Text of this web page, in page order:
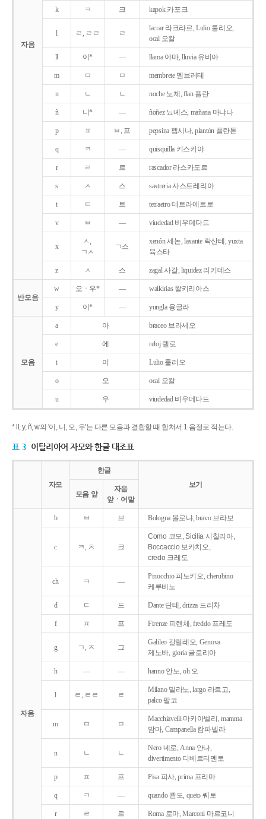
자음
k ㅋ 크 kapok 카포크
l ㄹ, ㄹㄹ ㄹ
lacrar 라크라르, Lulio 룰리오,
ocal 오칼
ll 이* ― llama 야마, lluvia 유비아
m ㅁ ㅁ membrete 멤브레테
n ㄴ ㄴ noche 노체, flan 플란
ñ 니* ― ñoñez 뇨녜스, mañana 마냐나
p ㅍ ㅂ, 프 pepsina 펩시나, plantón 플란톤
q ㅋ ― quisquilla 키스키야
r ㄹ 르 rascador 라스카도르
s ㅅ 스 sastreria 사스트레리아
t ㅌ 트 tetraetro 테트라에트로
v ㅂ ― viudedad 비우데다드
x
ㅅ,
ㄱㅅ
ㄱ스
xenón 세논, laxante 락산테, yuxta
육스타
z ㅅ 스 zagal 사갈, liquidez 리키데스
반모음
w 오ㆍ우* ― walkirias 왈키리아스
y 이* ― yungla 융글라
모음
a 아 braceo 브라세오
e 에 reloj 렐로
i 이 Lulio 룰리오
o 오 ocal 오칼
u 우 viudedad 비우데다드
* ll, y, ñ, w의 '이, 니, 오, 우'는 다른 모음과 결합할 때 합쳐서 1 음절로 적는다.
표 3 이탈리아어 자모와 한글 대조표
자모
한글
보기
모음 앞
자음
앞ㆍ어말
자음
b ㅂ 브 Bologna 볼로냐, bravo 브라보
c ㅋ, ㅊ 크
Como 코모, Sicilia 시칠리아,
Boccaccio 보카치오,
credo 크레도
ch ㅋ ―
Pinocchio 피노키오, cherubino
케루비노
d ㄷ 드 Dante 단테, drizza 드리차
f ㅍ 프 Firenze 피렌체, freddo 프레도
g ㄱ, ㅈ 그
Galileo 갈릴레오, Genova
제노바, gloria 글로리아
h ― ― hanno 안노, oh 오
l ㄹ, ㄹㄹ ㄹ
Milano 밀라노, largo 라르고,
palco 팔코
m ㅁ ㅁ
Macchiavelli 마키아벨리, mamma
맘마, Campanella 캄파넬라
n ㄴ ㄴ
Nero 네로, Anna 안나,
divertimento 디베르티멘토
p ㅍ 프 Pisa 피사, prima 프리마
q ㅋ ― quando 콴도, queto 퀘토
r ㄹ 르 Roma 로마, Marconi 마르코니